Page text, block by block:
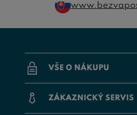
VŠE O NÁKUPU
ZÁKAZNICKÝ SERVIS